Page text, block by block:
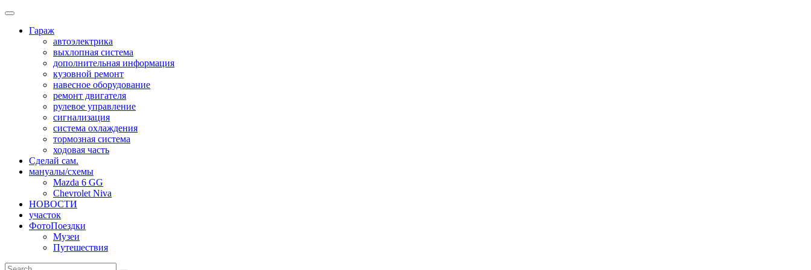
Skip
contentГараж
автоэлектрика
выхлопная система
дополнительная информация
кузовной ремонт
навесное оборудование
ремонт двигателя
рулевое управление
сигнализация
система охлаждения
тормозная система
ходовая часть
Сделай сам.
мануалы/схемы
Mazda 6 GG
Chevrolet Niva
НОВОСТИ
участок
ФотоПоездки
Музеи
Путешествия
Search